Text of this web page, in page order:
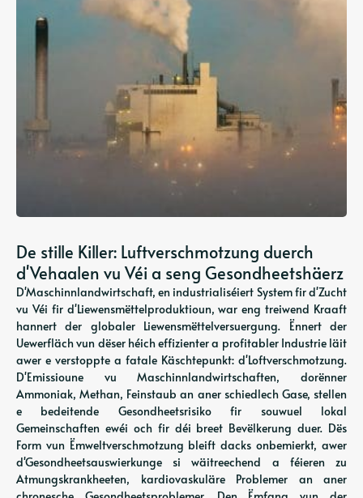
De stille Killer: Luftverschmotzung duerch
d'Vehaalen vu Véi a seng Gesondheetshäerz
D'Maschinnlandwirtschaft, en industrialiséiert System fir d'Zucht
vu Véi fir d'Liewensmëttelproduktioun, war eng treiwend Kraaft
hannert der globaler Liewensmëttelversuergung. Ënnert der
Uewerfläch vun dëser héich effizienter a profitabler Industrie läit
awer e verstoppte a fatale Käschtepunkt: d'Loftverschmotzung.
D'Emissioune vu Maschinnlandwirtschaften, dorënner
Ammoniak, Methan, Feinstaub an aner schiedlech Gase, stellen
e bedeitende Gesondheetsrisiko fir souwuel lokal
Gemeinschaften ewéi och fir déi breet Bevëlkerung duer. Dës
Form vun Ëmweltverschmotzung bleift dacks onbemierkt, awer
d'Gesondheetsauswierkunge si wäitreechend a féieren zu
Atmungskrankheeten, kardiovaskuläre Problemer an aner